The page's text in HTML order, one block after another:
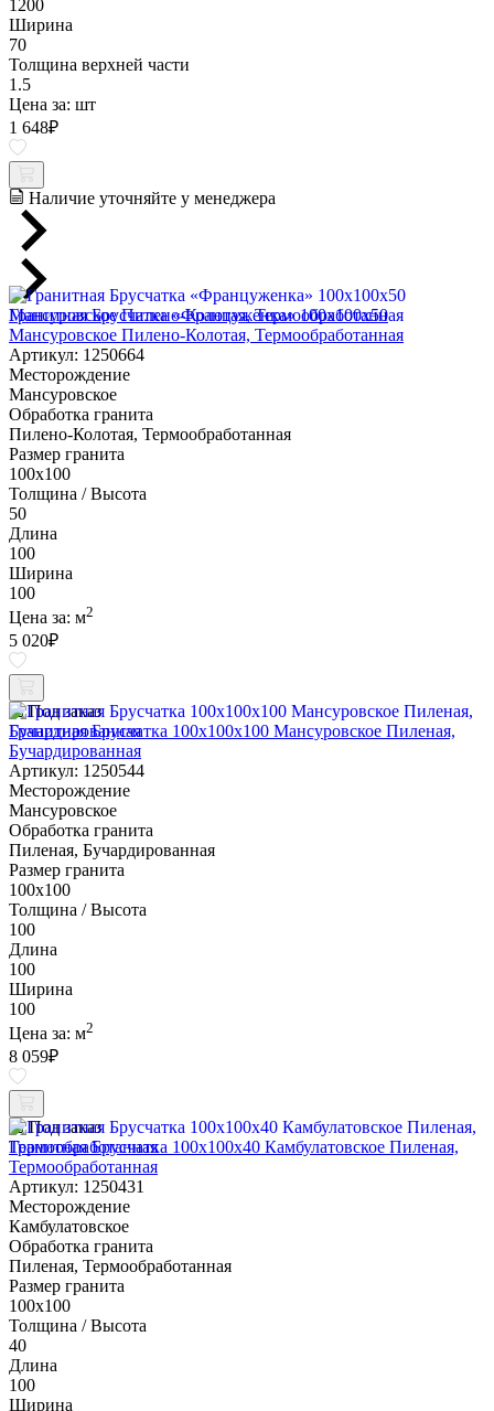
1200
Ширина
70
Толщина верхней части
1.5
Цена за: шт
1 648₽
Наличие уточняйте у менеджера
Гранитная Брусчатка «Француженка» 100х100x50
Мансуровское Пилено-Колотая, Термообработанная
Артикул: 1250664
Месторождение
Мансуровское
Обработка гранита
Пилено-Колотая, Термообработанная
Размер гранита
100х100
Толщина / Высота
50
Длина
100
Ширина
100
Цена за: м2
5 020₽
Под заказ
Гранитная Брусчатка 100х100x100 Мансуровское Пиленая,
Бучардированная
Артикул: 1250544
Месторождение
Мансуровское
Обработка гранита
Пиленая, Бучардированная
Размер гранита
100х100
Толщина / Высота
100
Длина
100
Ширина
100
Цена за: м2
8 059₽
Под заказ
Гранитная Брусчатка 100х100x40 Камбулатовское Пиленая,
Термообработанная
Артикул: 1250431
Месторождение
Камбулатовское
Обработка гранита
Пиленая, Термообработанная
Размер гранита
100х100
Толщина / Высота
40
Длина
100
Ширина